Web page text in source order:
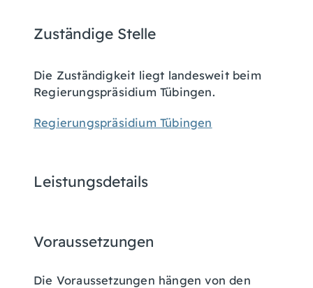
Zuständige Stelle
Die Zuständigkeit liegt landesweit beim
Regierungspräsidium Tübingen.
Regierungspräsidium Tübingen
Leistungsdetails
Voraussetzungen
Die Voraussetzungen hängen von den